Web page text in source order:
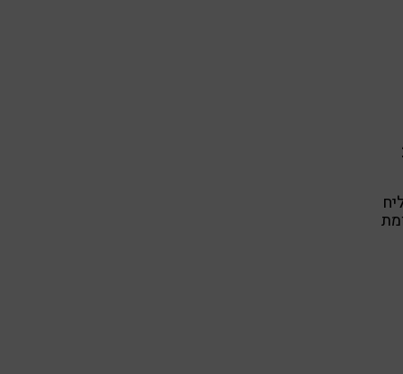
קיבלו 2
הצליח